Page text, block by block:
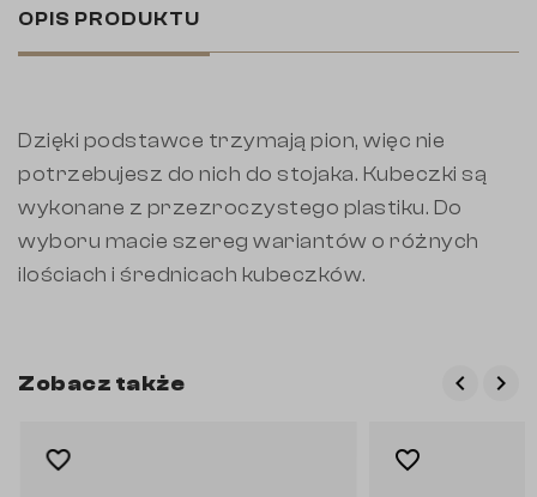
OPIS PRODUKTU
Dzięki podstawce trzymają pion, więc nie
potrzebujesz do nich do stojaka. Kubeczki są
wykonane z przezroczystego plastiku. Do
wyboru macie szereg wariantów o różnych
ilościach i średnicach kubeczków.
Zobacz także keyboard_arrow_left keyboard_arrow_right
favorite_border favorite_border